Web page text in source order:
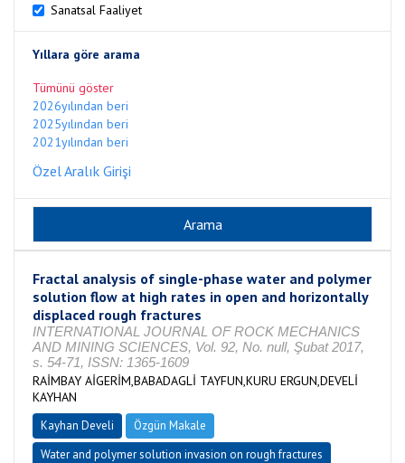
Sanatsal Faaliyet
Yıllara göre arama
Tümünü göster
2026yılından beri
2025yılından beri
2021yılından beri
Özel Aralık Girişi
Fractal analysis of single-phase water and polymer
solution flow at high rates in open and horizontally
displaced rough fractures
INTERNATIONAL JOURNAL OF ROCK MECHANICS
AND MINING SCIENCES, Vol. 92, No. null, Şubat 2017,
s. 54-71, ISSN: 1365-1609
RAİMBAY AİGERİM,BABADAGLİ TAYFUN,KURU ERGUN,DEVELİ
KAYHAN
Kayhan Develi
Özgün Makale
Water and polymer solution invasion on rough fractures